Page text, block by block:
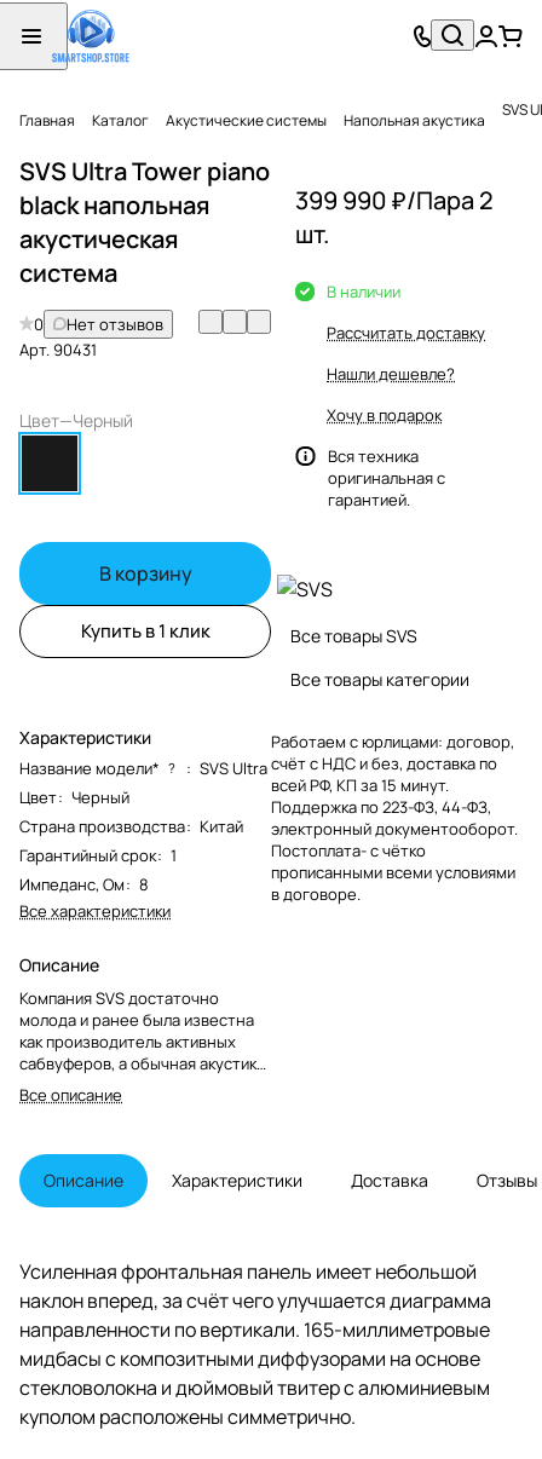
Главная Каталог Акустические системы Напольная акустика SVS
SVS Ultra Tower piano
black напольная
акустическая
система
0
Нет отзывов
Арт.90431
Цвет—Черный
В корзину
Купить в 1 клик
Характеристики
Название модели* ? : SVS Ultra
Цвет: Черный
Страна производства: Китай
Гарантийный срок: 1
Импеданс, Ом: 8
Все характеристики
Описание
Компания SVS достаточно
молода и ранее была известна
как производитель активных
сабвуферов, а обычная акустика
появилась в её ассортименте
относительно недавно.
модель серии Ultra со звучным
названием Tower и впрямь
напоминает огромную башню. В
состоящая из двух оппозитно
направленных 8-дюймовых
головок, способная
воспроизводить мощный и
глубокий бас. Фазоинвертор с
портом солидного диаметра
располагается сзади.
Все описание
399 990 ₽/Пара 2
шт.
В наличии
Рассчитать доставку
Нашли дешевле?
Хочу в подарок
Вся техника
оригинальная с
гарантией.
Все товары SVS
Все товары категории
Работаем с юрлицами: договор,
счёт с НДС и без, доставка по
всей РФ, КП за 15 минут.
Поддержка по 223-ФЗ, 44-ФЗ,
электронный документооборот.
Постоплата- с чётко
прописанными всеми условиями
в договоре.
Описание Характеристики Доставка Отзывы
Усиленная фронтальная панель имеет небольшой
наклон вперед, за счёт чего улучшается диаграмма
направленности по вертикали. 165-миллиметровые
мидбасы с композитными диффузорами на основе
стекловолокна и дюймовый твитер с алюминиевым
куполом расположены симметрично.